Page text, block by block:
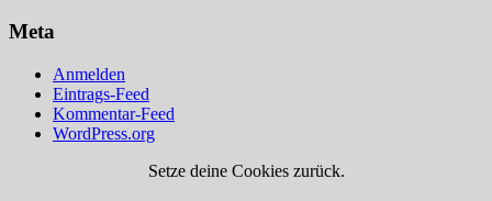
Meta
Anmelden
Eintrags-Feed
Kommentar-Feed
WordPress.org
Setze deine Cookies zurück.